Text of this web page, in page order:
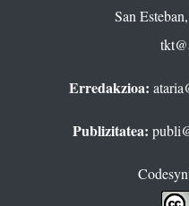
San
Erredakzioa:
Publizitatea: